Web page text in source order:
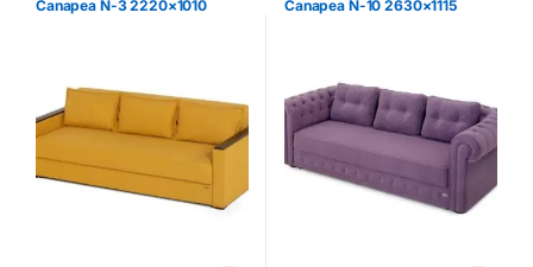
Canapea N-3 2220×1010 Canapea N-10 2630×1115